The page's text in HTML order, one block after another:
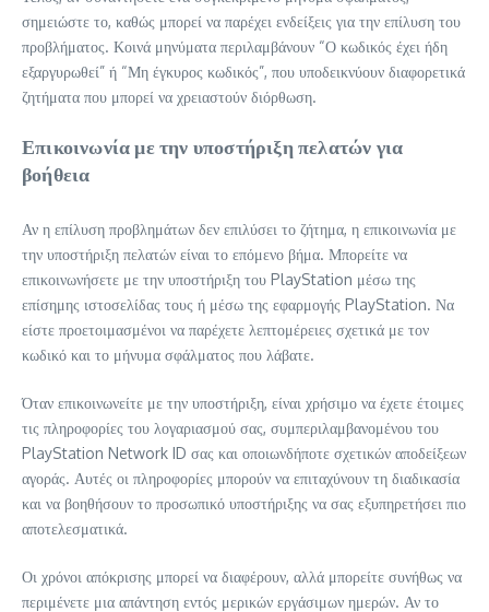
σημειώστε το, καθώς μπορεί να παρέχει ενδείξεις για την επίλυση του
προβλήματος. Κοινά μηνύματα περιλαμβάνουν “Ο κωδικός έχει ήδη
εξαργυρωθεί” ή “Μη έγκυρος κωδικός”, που υποδεικνύουν διαφορετικά
ζητήματα που μπορεί να χρειαστούν διόρθωση.
Επικοινωνία με την υποστήριξη πελατών για
βοήθεια
Αν η επίλυση προβλημάτων δεν επιλύσει το ζήτημα, η επικοινωνία με
την υποστήριξη πελατών είναι το επόμενο βήμα. Μπορείτε να
επικοινωνήσετε με την υποστήριξη του PlayStation μέσω της
επίσημης ιστοσελίδας τους ή μέσω της εφαρμογής PlayStation. Να
είστε προετοιμασμένοι να παρέχετε λεπτομέρειες σχετικά με τον
κωδικό και το μήνυμα σφάλματος που λάβατε.
Όταν επικοινωνείτε με την υποστήριξη, είναι χρήσιμο να έχετε έτοιμες
τις πληροφορίες του λογαριασμού σας, συμπεριλαμβανομένου του
PlayStation Network ID σας και οποιωνδήποτε σχετικών αποδείξεων
αγοράς. Αυτές οι πληροφορίες μπορούν να επιταχύνουν τη διαδικασία
και να βοηθήσουν το προσωπικό υποστήριξης να σας εξυπηρετήσει πιο
αποτελεσματικά.
Οι χρόνοι απόκρισης μπορεί να διαφέρουν, αλλά μπορείτε συνήθως να
περιμένετε μια απάντηση εντός μερικών εργάσιμων ημερών. Αν το